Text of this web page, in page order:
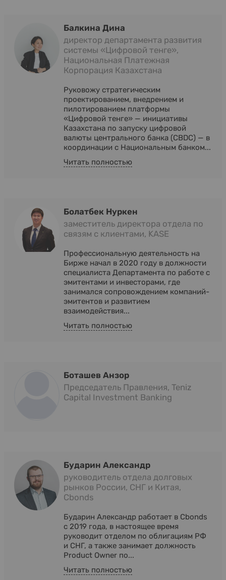
Балкина Дина
директор департамента развития
системы «Цифровой тенге»,
Национальная Платежная
Корпорация Казахстана
Руковожу стратегическим
проектированием, внедрением и
пилотированием платформы
«Цифровой тенге» — инициативы
Казахстана по запуску цифровой
валюты центрального банка (CBDC) — в
координации с Национальным банком...
Читать полностью
Болатбек Нуркен
заместитель директора отдела по
связям с клиентами, KASE
Профессиональную деятельность на
Бирже начал в 2020 году в должности
специалиста Департамента по работе с
эмитентами и инвесторами, где
занимался сопровождением компаний-
эмитентов и развитием
взаимодействия...
Читать полностью
Боташев Анзор
Председатель Правления, Teniz
Capital Investment Banking
Бударин Александр
руководитель отдела долговых
рынков России, СНГ и Китая,
Cbonds
Бударин Александр работает в Cbonds
с 2019 года, в настоящее время
руководит отделом по облигациям РФ
и СНГ, а также занимает должность
Product Owner по...
Читать полностью